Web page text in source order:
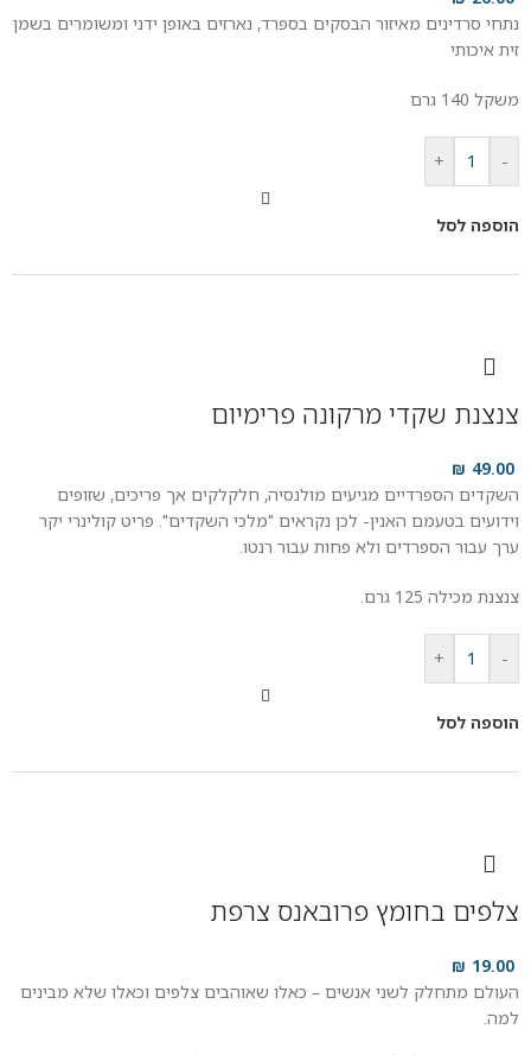
נתחי סרדינים מאיזור הבסקים בספרד, נארזים באופן ידני ומשומרים בשמן
זית איכותי
משקל 140 גרם
-
+
הוספה לסל
צנצנת שקדי מרקונה פרימיום
49.00
₪
השקדים הספרדיים מגיעים מולנסיה, חלקלקים אך פריכים, שזופים
וידועים בטעמם האנין- לכן נקראים "מלכי השקדים". פריט קולינרי יקר
ערך עבור הספרדים ולא פחות עבור רנטו.
צנצנת מכילה 125 גרם.
-
+
הוספה לסל
צלפים בחומץ פרובאנס צרפת
19.00
₪
העולם מתחלק לשני אנשים – כאלו שאוהבים צלפים וכאלו שלא מבינים
למה.